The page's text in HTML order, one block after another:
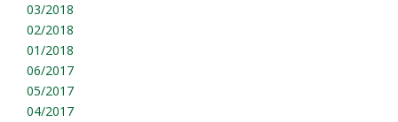
03/2018
02/2018
01/2018
06/2017
05/2017
04/2017